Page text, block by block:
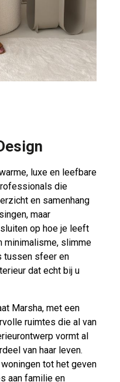
luxe en leefbare
die
en samenhang
maar
op hoe je leeft
minimalisme, slimme
tussen sfeer en
dat echt bij u
Marsha, met een
ruimtes die al van
vormt al
van haar leven.
tot het geven
aan familie en